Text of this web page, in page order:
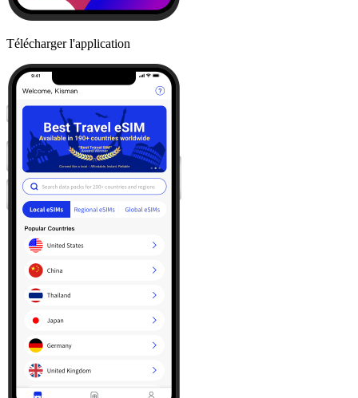
Télécharger l'application